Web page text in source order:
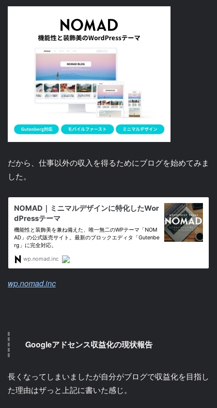
だから、仕事以外の収入を得るためにブログを始めてみま
した。
wp.nomad.inc
Googleアドセンス収益化の現状報告
長くなってしまいましたが自分がブログで収益化を目指し
た理由はザっと上記に書いた感じ。